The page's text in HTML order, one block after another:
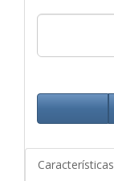
Características